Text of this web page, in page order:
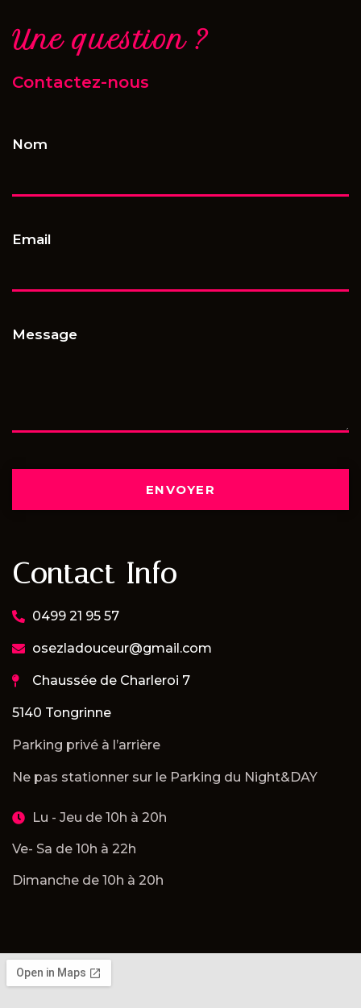
Une question ?
Contactez-nous
Nom
Email
Message
ENVOYER
Contact Info
0499 21 95 57
osezladouceur@gmail.com
Chaussée de Charleroi 7
5140 Tongrinne
Parking privé à l’arrière
Ne pas stationner sur le Parking du Night&DAY
Lu - Jeu de 10h à 20h
Ve- Sa de 10h à 22h
Dimanche de 10h à 20h